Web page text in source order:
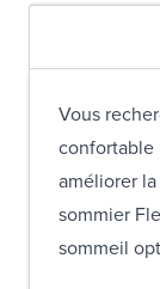
Vous
confortable
améliorer
sommier
sommeil